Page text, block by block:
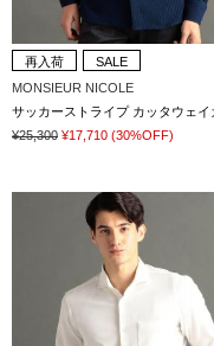
再入荷
SALE
MONSIEUR NICOLE
¥25,300 ¥17,710 (30%OFF)